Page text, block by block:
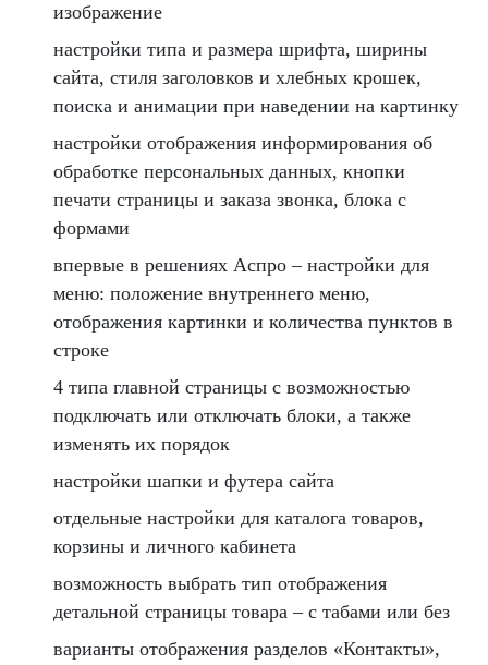
изображение
настройки типа и размера шрифта, ширины
сайта, стиля заголовков и хлебных крошек,
поиска и анимации при наведении на картинку
настройки отображения информирования об
обработке персональных данных, кнопки
печати страницы и заказа звонка, блока с
формами
впервые в решениях Аспро – настройки для
меню: положение внутреннего меню,
отображения картинки и количества пунктов в
строке
4 типа главной страницы с возможностью
подключать или отключать блоки, а также
изменять их порядок
настройки шапки и футера сайта
отдельные настройки для каталога товаров,
корзины и личного кабинета
возможность выбрать тип отображения
детальной страницы товара – с табами или без
варианты отображения разделов «Контакты»,